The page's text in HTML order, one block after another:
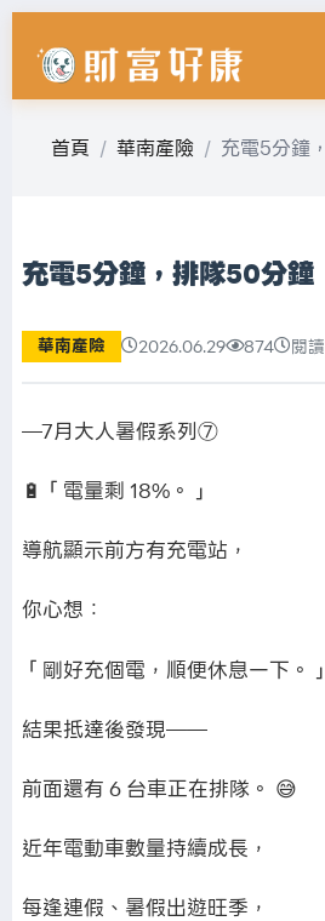
首頁 華南產險 充電5分鐘
充電5分鐘，排隊50分鐘
華南產險 2026.06.29 874 閱
—7月大人暑假系列⑦
🔋「電量剩 18%。」
導航顯示前方有充電站，
你心想：
「剛好充個電，順便休息一下。」
結果抵達後發現——
前面還有 6 台車正在排隊。 😅
近年電動車數量持續成長，
每逢連假、暑假出遊旺季，